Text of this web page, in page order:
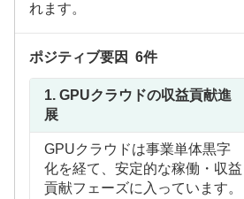
れます。
ポジティブ要因 6件
1. GPUクラウドの収益貢献進
展
GPUクラウドは事業単体黒字
化を経て、安定的な稼働・収益
貢献フェーズに入っています。